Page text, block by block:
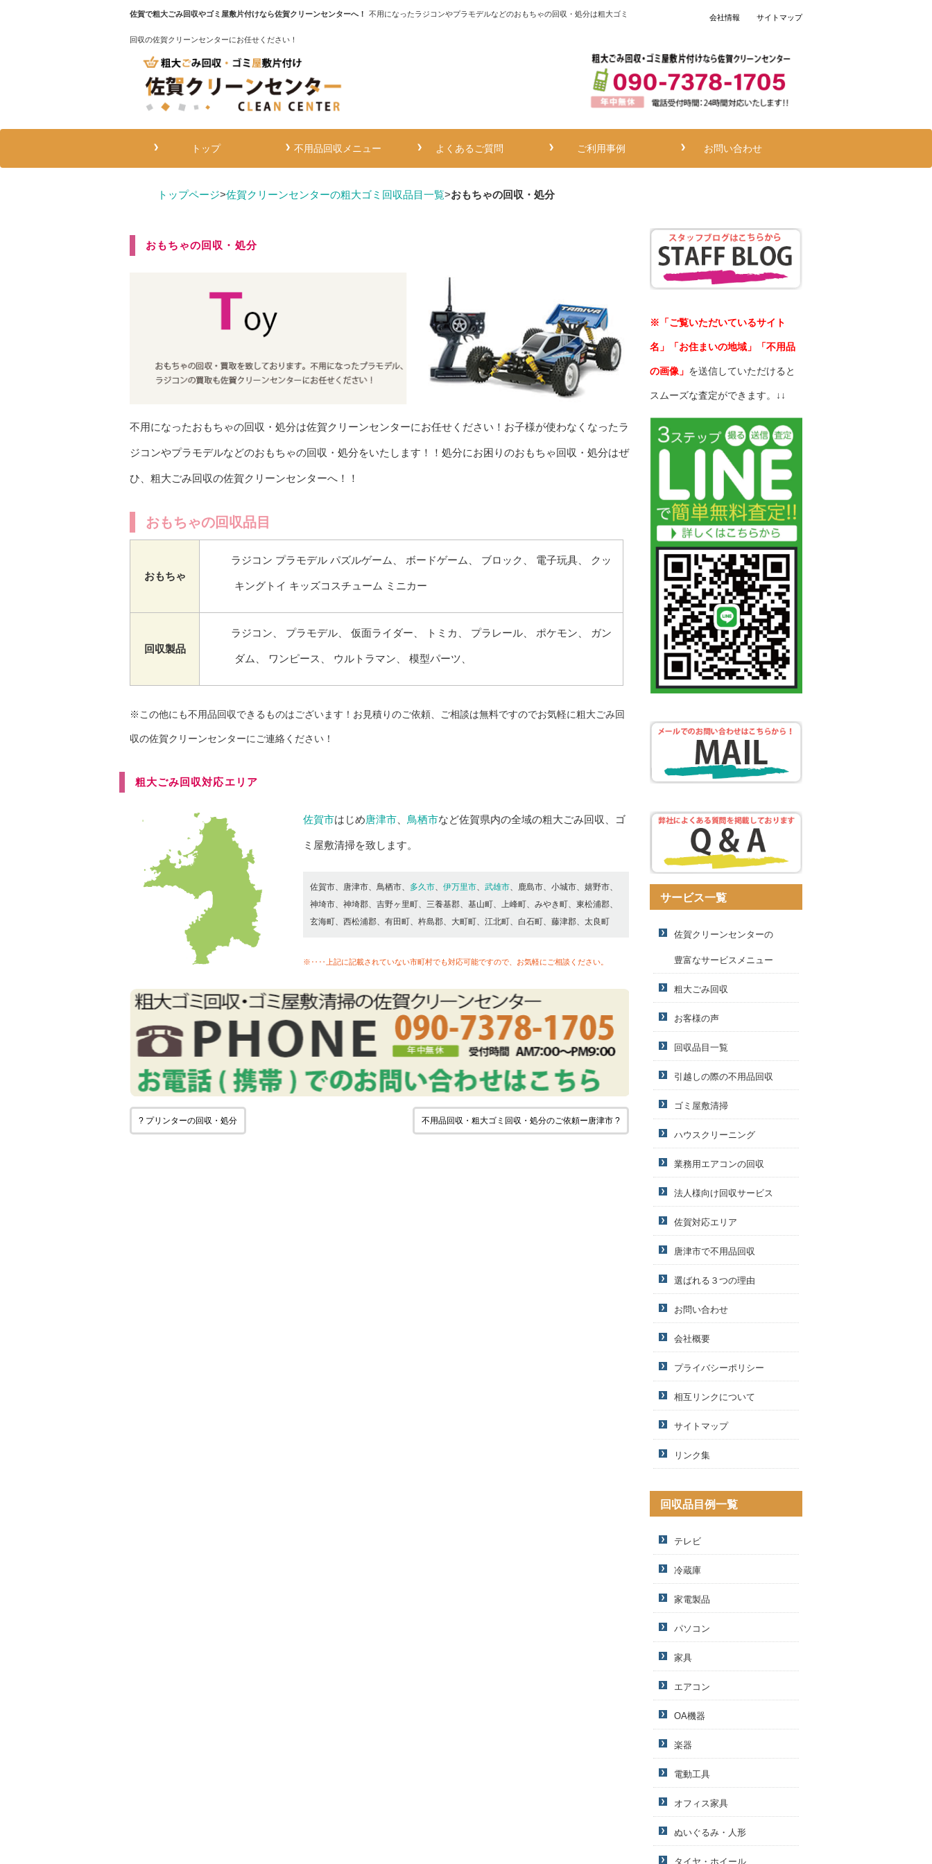
佐賀で粗大ごみ回収やゴミ屋敷片付けなら佐賀クリーンセンターへ！ 不用になったラジコンやプラモデルなどのおもちゃの回収・処分は粗大ゴミ
回収の佐賀クリーンセンターにお任せください！
会社情報 サイトマップ
トップ 不用品回収メニュー よくあるご質問 ご利用事例 お問い合わせ
トップページ>佐賀クリーンセンターの粗大ゴミ回収品目一覧>おもちゃの回収・処分
おもちゃの回収・処分
不用になったおもちゃの回収・処分は佐賀クリーンセンターにお任せください！お子様が使わなくなったラ
ジコンやプラモデルなどのおもちゃの回収・処分をいたします！！処分にお困りのおもちゃ回収・処分はぜ
ひ、粗大ごみ回収の佐賀クリーンセンターへ！！
おもちゃの回収品目
おもちゃ
ラジコン プラモデル パズルゲーム、 ボードゲーム、 ブロック、 電子玩具、 クッ
キングトイ キッズコスチューム ミニカー
回収製品
ラジコン、 プラモデル、 仮面ライダー、 トミカ、 プラレール、 ポケモン、 ガン
ダム、 ワンピース、 ウルトラマン、 模型パーツ、
※この他にも不用品回収できるものはございます！お見積りのご依頼、ご相談は無料ですのでお気軽に粗大ごみ回
収の佐賀クリーンセンターにご連絡ください！
粗大ごみ回収対応エリア
佐賀市はじめ唐津市 鳥栖市など佐賀県内の全域の粗大ごみ回収、ゴ
ミ屋敷清掃を致します。
佐賀市、唐津市、鳥栖市、 多久市、 伊万里市、 武雄市、鹿島市、小城市、嬉野市、
神埼市、神埼郡、吉野ヶ里町、三養基郡、基山町、上峰町、みやき町、東松浦郡、
玄海町、西松浦郡、有田町、杵島郡、大町町、江北町、白石町、藤津郡、太良町
※‥‥上記に記載されていない市町村でも対応可能ですので、お気軽にご相談ください。
? プリンターの回収・処分 不用品回収・粗大ゴミ回収・処分のご依頼ー唐津市 ?
※「ご覧いただいているサイト
名」「お住まいの地域」「不用品
の画像」 を送信していただけると
スムーズな査定ができます。↓↓
サービス一覧
佐賀クリーンセンターの
豊富なサービスメニュー
粗大ごみ回収
お客様の声
回収品目一覧
引越しの際の不用品回収
ゴミ屋敷清掃
ハウスクリーニング
業務用エアコンの回収
法人様向け回収サービス
佐賀対応エリア
唐津市で不用品回収
選ばれる３つの理由
お問い合わせ
会社概要
プライバシーポリシー
相互リンクについて
サイトマップ
リンク集
回収品目例一覧
テレビ
冷蔵庫
家電製品
パソコン
家具
エアコン
OA機器
楽器
電動工具
オフィス家具
ぬいぐるみ・人形
タイヤ・ホイール